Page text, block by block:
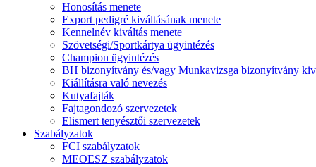
Honosítás menete
Export pedigré kiváltásának menete
Kennelnév kiváltás menete
Szövetségi/Sportkártya ügyintézés
Champion ügyintézés
BH bizonyítvány és/vagy Munkavizsga bizonyítvány
Kiállításra való nevezés
Kutyafajták
Fajtagondozó szervezetek
Elismert tenyésztői szervezetek
Szabályzatok
FCI szabályzatok
MEOESZ szabályzatok